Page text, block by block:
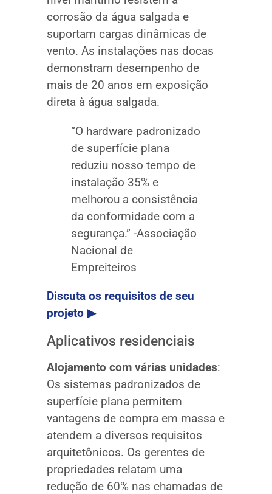
corrosão da água salgada e
suportam cargas dinâmicas de
vento. As instalações nas docas
demonstram desempenho de
mais de 20 anos em exposição
direta à água salgada.
“O hardware padronizado
de superfície plana
reduziu nosso tempo de
instalação 35% e
melhorou a consistência
da conformidade com a
segurança.” -Associação
Nacional de
Empreiteiros
Discuta os requisitos de seu
projeto ▶
Aplicativos residenciais
Alojamento com várias unidades:
Os sistemas padronizados de
superfície plana permitem
vantagens de compra em massa e
atendem a diversos requisitos
arquitetônicos. Os gerentes de
propriedades relatam uma
redução de 60% nas chamadas de